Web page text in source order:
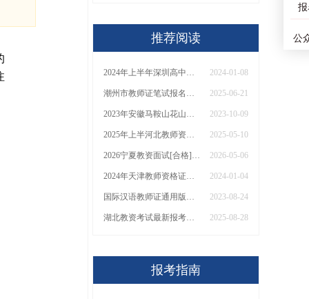
推荐阅读
2024年上半年深圳高中教资考试时间表 2024-01-08
潮州市教师证笔试报名日期是多少？2025下半年？ 2025-06-21
2023年安徽马鞍山花山区教育局领取教师资格证书通知（第二次） 2023-10-09
2025年上半河北教师资格证面试成绩多久出？ 2025-05-10
2026宁夏教资面试[合格]vs[考砸]的十大暗示 2026-05-06
2024年天津教师资格证报考条件详解（全学段） 2024-01-04
国际汉语教师证通用版考试解读：考试用书|条件|内容 2023-08-24
湖北教资考试最新报考规定2026 有啥新要求？ 2025-08-28
报考指南
公